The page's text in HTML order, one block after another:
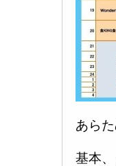
あら
基本